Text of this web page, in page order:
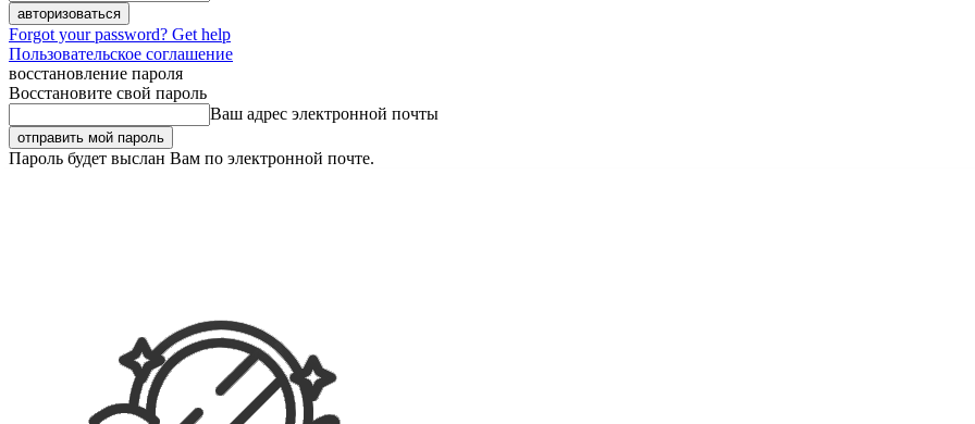
Forgot your password? Get help
Пользовательское соглашение
восстановление пароля
Восстановите свой пароль
Ваш адрес электронной почты
Пароль будет выслан Вам по электронной почте.